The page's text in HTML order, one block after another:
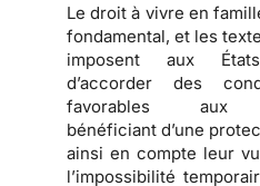
Le droit à vivre en
fondamental, et les
imposent aux
d’accorder des
favorables aux
bénéficiant d’une
ainsi en compte leur
l’impossibilité